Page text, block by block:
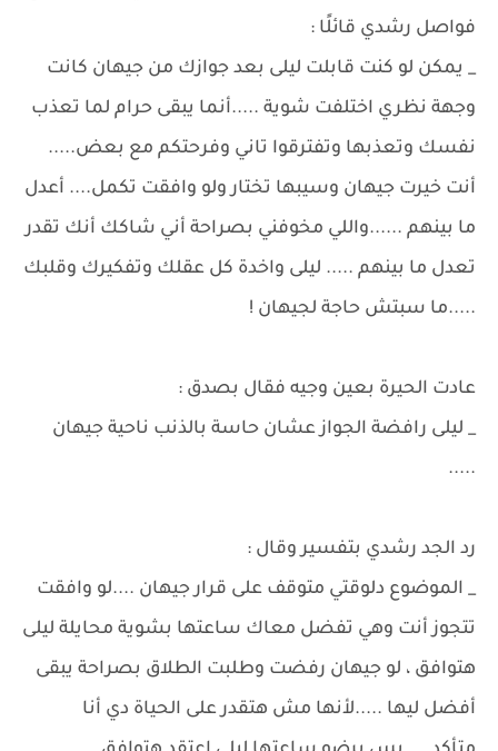
فواصل رشدي قائلًا :
_ يمكن لو كنت قابلت ليلى بعد جوازك من جيهان كانت
وجهة نظري اختلفت شوية .....أنما يبقى حرام لما تعذب
نفسك وتعذبها وتفترقوا تاني وفرحتكم مع بعض.....
أنت خيرت جيهان وسيبها تختار ولو وافقت تكمل.... أعدل
ما بينهم ......واللي مخوفني بصراحة أني شاكك أنك تقدر
تعدل ما بينهم ..... ليلى واخدة كل عقلك وتفكيرك وقلبك
.....ما سبتش حاجة لجيهان !
عادت الحيرة بعين وجيه فقال بصدق :
_ ليلى رافضة الجواز عشان حاسة بالذنب ناحية جيهان
.....
رد الجد رشدي بتفسير وقال :
_ الموضوع دلوقتي متوقف على قرار جيهان ....لو وافقت
تتجوز أنت وهي تفضل معاك ساعتها بشوية محايلة ليلى
هتوافق ، لو جيهان رفضت وطلبت الطلاق بصراحة يبقى
أفضل ليها .....لأنها مش هتقدر على الحياة دي أنا